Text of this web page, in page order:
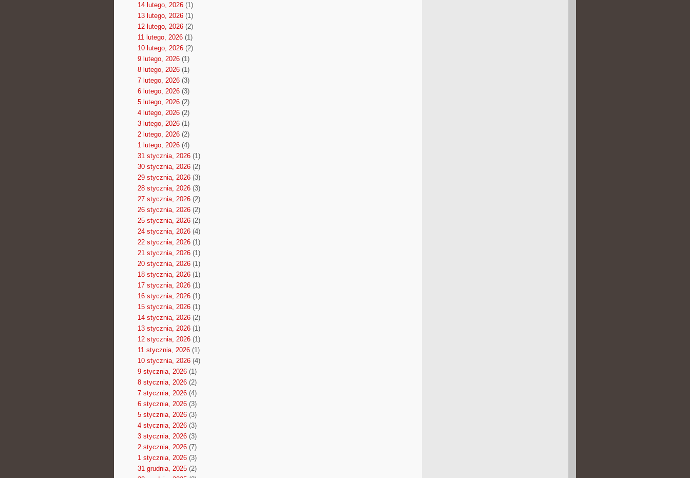
14 lutego, 2026(1)
13 lutego, 2026(1)
12 lutego, 2026(2)
11 lutego, 2026(1)
10 lutego, 2026(2)
9 lutego, 2026(1)
8 lutego, 2026(1)
7 lutego, 2026(3)
6 lutego, 2026(3)
5 lutego, 2026(2)
4 lutego, 2026(2)
3 lutego, 2026(1)
2 lutego, 2026(2)
1 lutego, 2026(4)
31 stycznia, 2026(1)
30 stycznia, 2026(2)
29 stycznia, 2026(3)
28 stycznia, 2026(3)
27 stycznia, 2026(2)
26 stycznia, 2026(2)
25 stycznia, 2026(2)
24 stycznia, 2026(4)
22 stycznia, 2026(1)
21 stycznia, 2026(1)
20 stycznia, 2026(1)
18 stycznia, 2026(1)
17 stycznia, 2026(1)
16 stycznia, 2026(1)
15 stycznia, 2026(1)
14 stycznia, 2026(2)
13 stycznia, 2026(1)
12 stycznia, 2026(1)
11 stycznia, 2026(1)
10 stycznia, 2026(4)
9 stycznia, 2026(1)
8 stycznia, 2026(2)
7 stycznia, 2026(4)
6 stycznia, 2026(3)
5 stycznia, 2026(3)
4 stycznia, 2026(3)
3 stycznia, 2026(3)
2 stycznia, 2026(7)
1 stycznia, 2026(3)
31 grudnia, 2025(2)